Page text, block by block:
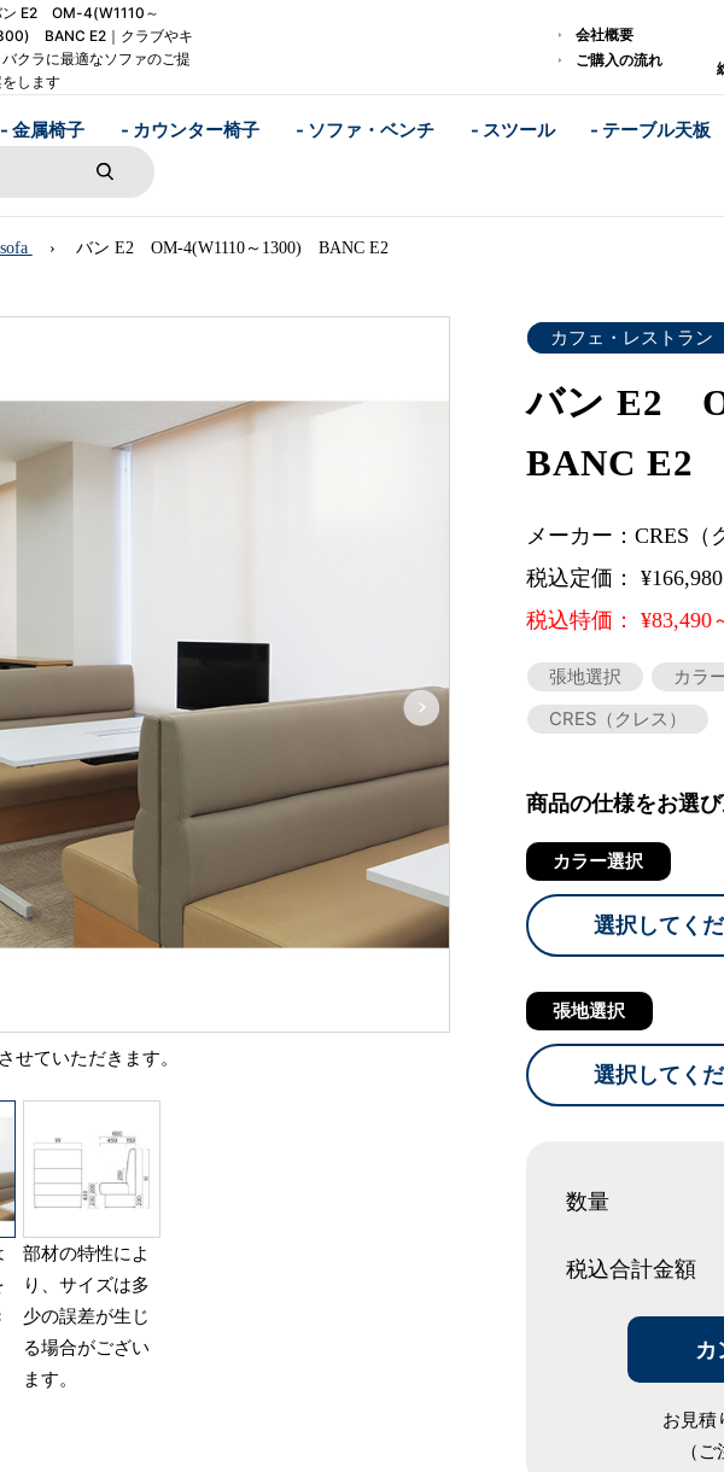
ン E2 OM-4(W1110～
BANC E2｜クラブやキ
バクラに最適なソファのご提
します
会社概要
ご購入の流れ
- 金属椅子 - カウンター椅子 - ソファ・ベンチ - スツール - テーブル天板
sofa バン E2 OM-4(W1110～1300) BANC E2
せていただきます。
部材の特性によ
り、サイズは多
少の誤差が生じ
る場合がござい
ます。
カフェ・レストラン
バン E2
BANC E2
メーカー：CRES（
税込定価： ¥166,980
税込特価： ¥83,490
張地選択 カラ
CRES（クレス）
商品の仕様をお選
カラー選択
選択してく
張地選択
選択してく
数量
税込合計金額
カ
お見積
（